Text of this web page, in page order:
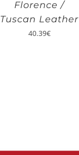
Florence /
Tuscan Leather
40.39€